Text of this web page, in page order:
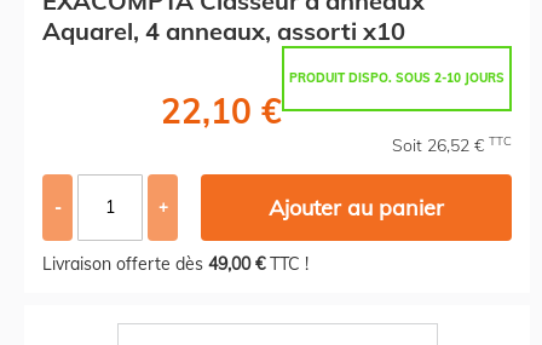
Aquarel, 4 anneaux, assorti x10
PRODUIT DISPO. SOUS 2-10 JOURS
22,10 €
Soit 26,52 € TTC
- + Ajouter au panier
Livraison offerte dès 49,00 €TTC !